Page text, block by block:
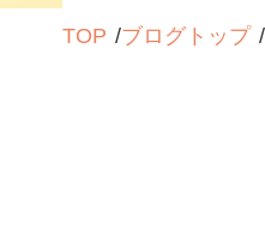
TOP ブログトップ